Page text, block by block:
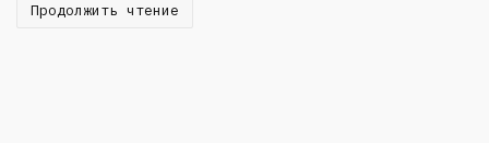
Продолжить чтение